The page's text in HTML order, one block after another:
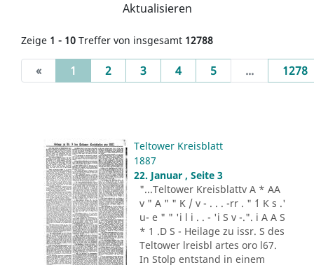
Aktualisieren
Zeige 1 - 10 Treffer von insgesamt 12788
« 1 (current)
2 3 4 5 ... 1278
Teltower Kreisblatt
1887
22. Januar , Seite 3
"...Teltower Kreisblattv A * AA
v " A " " K / v - . . . -rr . " ´1 K s .'
u- e " " 'i l i . . - 'i S v -.". i A A S
* 1 .D S - Heilage zu issr. S des
Teltower lreisbl artes oro l67.
In Stolp entstand in einem